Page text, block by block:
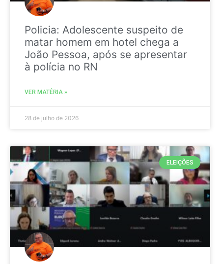
Policia: Adolescente suspeito de
matar homem em hotel chega a
João Pessoa, após se apresentar
à polícia no RN
VER MATÉRIA »
28 de julho de 2026
ELEIÇÕES